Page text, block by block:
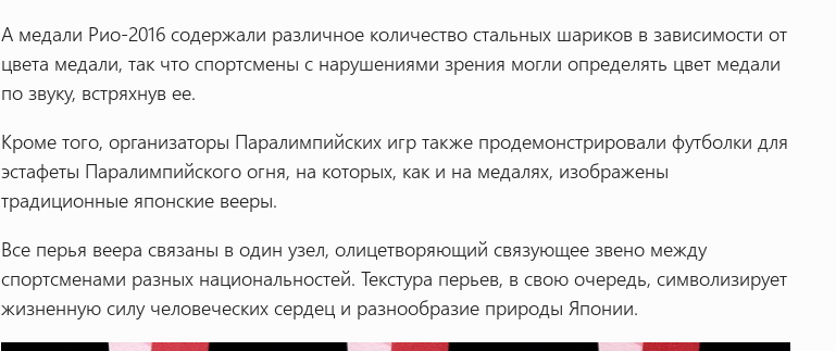
А медали Рио-2016 содержали различное количество стальных шариков в зависимости от
цвета медали, так что спортсмены с нарушениями зрения могли определять цвет медали
по звуку, встряхнув ее.
Кроме того, организаторы Паралимпийских игр также продемонстрировали футболки для
эстафеты Паралимпийского огня, на которых, как и на медалях, изображены
традиционные японские вееры.
Все перья веера связаны в один узел, олицетворяющий связующее звено между
спортсменами разных национальностей. Текстура перьев, в свою очередь, символизирует
жизненную силу человеческих сердец и разнообразие природы Японии.